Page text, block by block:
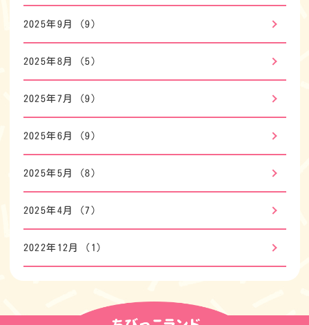
2025年9月 (9)
2025年8月 (5)
2025年7月 (9)
2025年6月 (9)
2025年5月 (8)
2025年4月 (7)
2022年12月 (1)